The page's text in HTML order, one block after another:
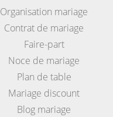
Organisation mariage
Contrat de mariage
Faire-part
Noce de mariage
Plan de table
Mariage discount
Blog mariage